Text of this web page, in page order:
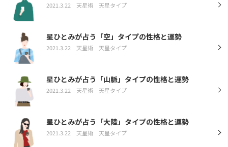
2021.3.22 天星術 天星タイプ
星ひとみが占う「空」タイプの性格と運勢
2021.3.22 天星術 天星タイプ
星ひとみが占う「山脈」タイプの性格と運勢
2021.3.22 天星術 天星タイプ
星ひとみが占う「大陸」タイプの性格と運勢
2021.3.22 天星術 天星タイプ